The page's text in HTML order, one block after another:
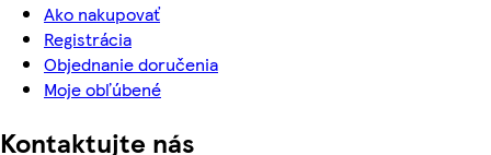
Ako nakupovať
Registrácia
Objednanie doručenia
Moje obľúbené
Kontaktujte nás